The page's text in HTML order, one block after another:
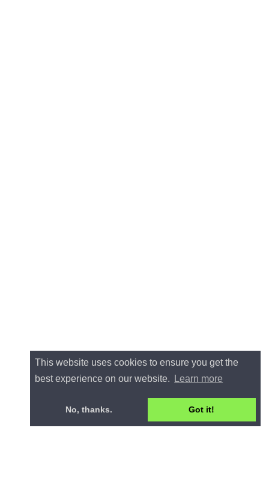
This website uses cookies to ensure you get the
best experience on our website.
Learn more
No, thanks. Got it!